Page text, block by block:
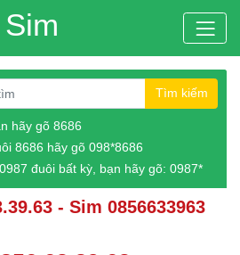
Tìm kiếm
hãy gõ 8686
8686 hãy gõ 098*8686
đuôi bất kỳ, bạn hãy gõ: 0987*
- Sim 0856633963